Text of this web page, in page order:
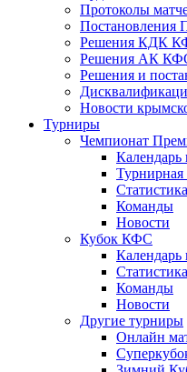
Протоколы
Постановления
Решения КДК
Решения АК
Решения и
Новости
Турниры
Чемпионат
Календарь
Турнирная
Статистика
Команды
Новости
Кубок КФС
Календарь
Статистика
Команды
Новости
Другие турниры
Онлайн